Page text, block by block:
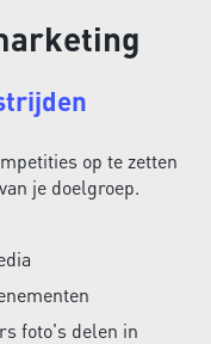
op te zetten
je doelgroep.
foto's delen in